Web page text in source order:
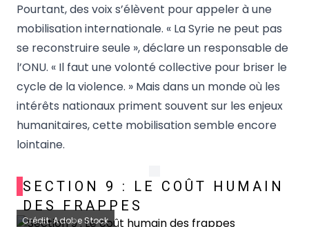
Pourtant, des voix s’élèvent pour appeler à une
mobilisation internationale. « La Syrie ne peut pas
se reconstruire seule », déclare un responsable de
l’ONU. « Il faut une volonté collective pour briser le
cycle de la violence. » Mais dans un monde où les
intérêts nationaux priment souvent sur les enjeux
humanitaires, cette mobilisation semble encore
lointaine.
SECTION 9 : LE COÛT HUMAIN
DES FRAPPES
Crédit: Adobe Stock